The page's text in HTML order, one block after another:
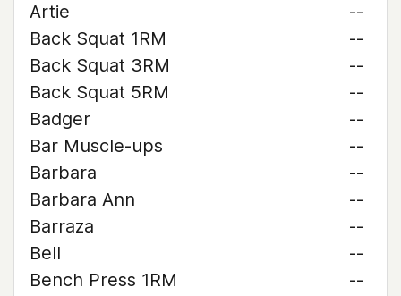
Artie
--
Back Squat 1RM
--
Back Squat 3RM
--
Back Squat 5RM
--
Badger
--
Bar Muscle-ups
--
Barbara
--
Barbara Ann
--
Barraza
--
Bell
--
Bench Press 1RM
--